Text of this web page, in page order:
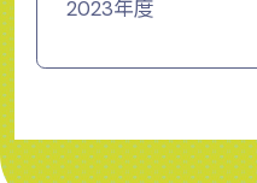
2023年度